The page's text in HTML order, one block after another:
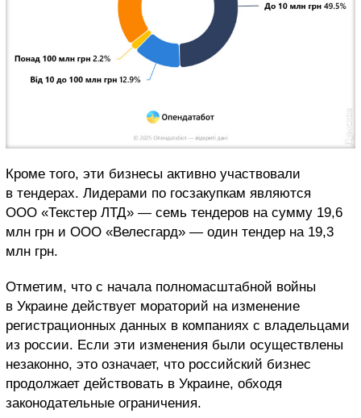
Кроме того, эти бизнесы активно участвовали
в тендерах. Лидерами по госзакупкам являются
ООО «Текстер ЛТД» — семь тендеров на сумму 19,6
млн грн и ООО «Велесгард» — один тендер на 19,3
млн грн.
Отметим, что с начала полномасштабной войны
в Украине действует мораторий на изменение
регистрационных данных в компаниях с владельцами
из россии. Если эти изменения были осуществлены
незаконно, это означает, что российский бизнес
продолжает действовать в Украине, обходя
законодательные ограничения.